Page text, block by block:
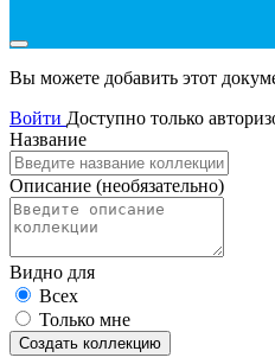
Вы можете добавить этот
Войти Доступно только
Название
Описание (необязательно)
Видно для
Всех
Только мне
Создать коллекцию